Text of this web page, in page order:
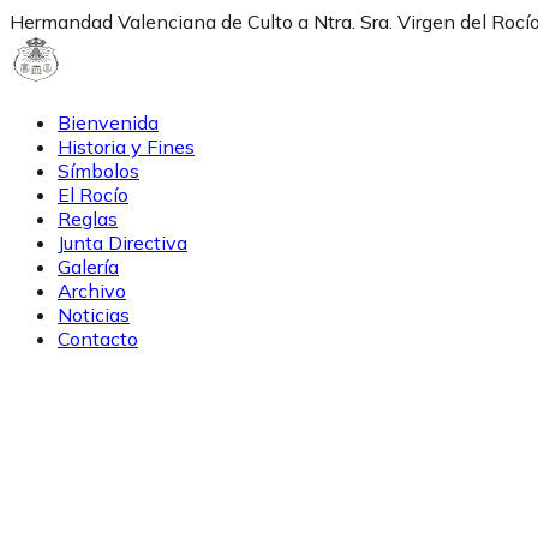
Hermandad Valenciana de Culto a Ntra. Sra. Virgen del
Bienvenida
Historia y Fines
Símbolos
El Rocío
Reglas
Junta Directiva
Galería
Archivo
Noticias
Contacto